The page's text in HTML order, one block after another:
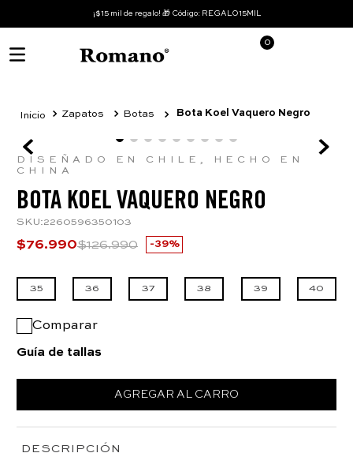
¡$15 mil de regalo! 🎁 Código: REGALO15MIL
0
Zapatos Botas Bota Koel Vaquero Negro
DISEÑADO EN CHILE, HECHO EN
CHINA
BOTA KOEL VAQUERO NEGRO
SKU:2260596350103
$76.990$126.990 39%
35 36 37 38 39 40
Comparar
Guía de tallas
AGREGAR AL CARRO
DESCRIPCIÓN